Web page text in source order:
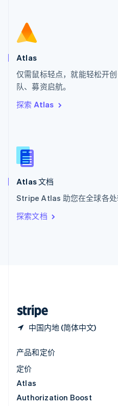
Atlas
仅需鼠标轻点，就能轻松开
队、募资启航。
探索 Atlas
Atlas 文档
Stripe Atlas 助您在全球各处
探索文档
中国内地 (简体中文)
English
斯洛文尼亚
泰国
ไทยEnglish
希腊
English
西班牙
新西兰
English
匈牙利
English
ItalianoEnglish
印度
English
产品和定价
定价
Atlas
Authorization Boost